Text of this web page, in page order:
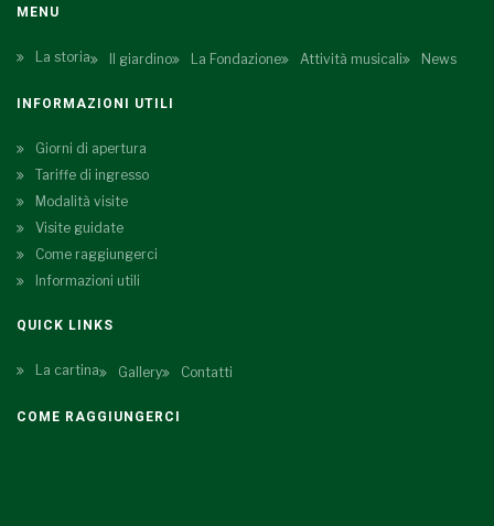
MENU
La storia Il giardino La Fondazione Attività musicali News
INFORMAZIONI UTILI
Giorni di apertura
Tariffe di ingresso
Modalità visite
Visite guidate
Come raggiungerci
Informazioni utili
QUICK LINKS
La cartina Gallery Contatti
COME RAGGIUNGERCI